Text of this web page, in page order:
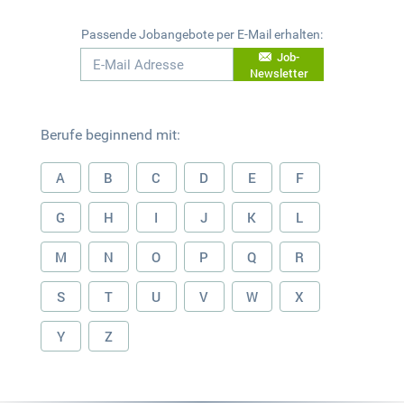
Passende Jobangebote per E-Mail erhalten:
Job-
Newsletter
Berufe beginnend mit:
A B C D E F
G H I J K L
M N O P Q R
S T U V W X
Y Z